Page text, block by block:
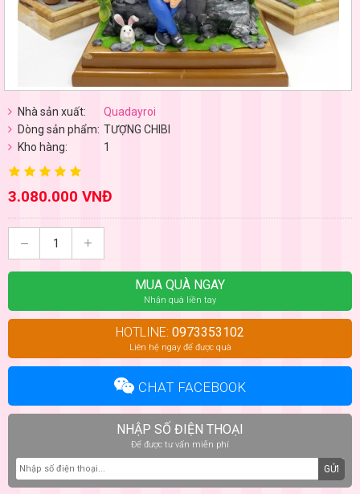
Nhà sản xuất:
Quadayroi
Dòng sản phẩm: TƯỢNG CHIBI
Kho hàng:
1
3.080.000 VNĐ
MUA QUÀ NGAY
Nhận quà liền tay
HOTLINE: 0973353102
Liên hệ ngay để được quà
CHAT FACEBOOK
NHẬP SỐ ĐIỆN THOẠI
Để được tư vấn miễn phí
GỬI